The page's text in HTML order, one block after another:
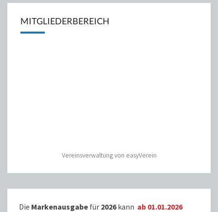
MITGLIEDERBEREICH
Vereinsverwaltung von easyVerein
Die Markenausgabe für 2026kann ab 01.01.2026